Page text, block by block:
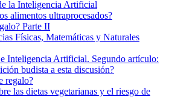
la Inteligencia Artificial
alimentos ultraprocesados?
Parte II
Físicas, Matemáticas y Naturales
Inteligencia Artificial. Segundo artículo:
budista a esta discusión?
regalo?
las dietas vegetarianas y el riesgo de